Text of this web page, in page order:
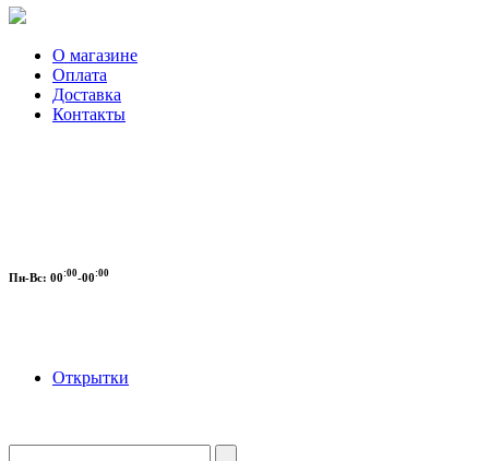
О магазине
Оплата
Доставка
Контакты
Пн-Вс: 00:00-00:00
Открытки